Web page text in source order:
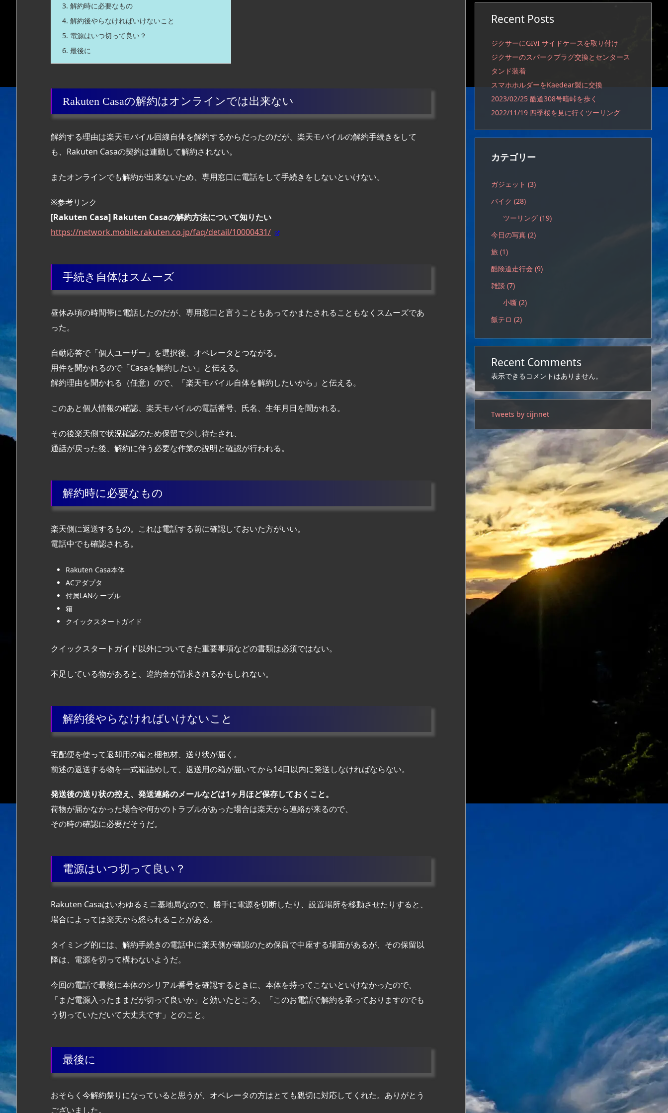
3. 解約時に必要なもの
4. 解約後やらなければいけないこと
5. 電源はいつ切って良い？
6. 最後に
Rakuten Casaの解約はオンラインでは出来ない
解約する理由は楽天モバイル回線自体を解約するからだったのだが、楽天モバイルの解約手続きをして
も、Rakuten Casaの契約は連動して解約されない。
またオンラインでも解約が出来ないため、専用窓口に電話をして手続きをしないといけない。
※参考リンク
[Rakuten Casa] Rakuten Casaの解約方法について知りたい
https://network.mobile.rakuten.co.jp/faq/detail/10000431/
手続き自体はスムーズ
昼休み頃の時間帯に電話したのだが、専用窓口と言うこともあってかまたされることもなくスムーズであ
った。
自動応答で「個人ユーザー」を選択後、オペレータとつながる。
用件を聞かれるので「Casaを解約したい」と伝える。
解約理由を聞かれる（任意）ので、「楽天モバイル自体を解約したいから」と伝える。
このあと個人情報の確認、楽天モバイルの電話番号、氏名、生年月日を聞かれる。
その後楽天側で状況確認のため保留で少し待たされ、
通話が戻った後、解約に伴う必要な作業の説明と確認が行われる。
解約時に必要なもの
楽天側に返送するもの。これは電話する前に確認しておいた方がいい。
電話中でも確認される。
Rakuten Casa本体
ACアダプタ
付属LANケーブル
箱
クイックスタートガイド
クイックスタートガイド以外についてきた重要事項などの書類は必須ではない。
不足している物があると、違約金が請求されるかもしれない。
解約後やらなければいけないこと
宅配便を使って返却用の箱と梱包材、送り状が届く。
前述の返送する物を一式箱詰めして、返送用の箱が届いてから14日以内に発送しなければならない。
発送後の送り状の控え、発送連絡のメールなどは1ヶ月ほど保存しておくこと。
荷物が届かなかった場合や何かのトラブルがあった場合は楽天から連絡が来るので、
その時の確認に必要だそうだ。
電源はいつ切って良い？
Rakuten Casaはいわゆるミニ基地局なので、勝手に電源を切断したり、設置場所を移動させたりすると、
場合によっては楽天から怒られることがある。
タイミング的には、解約手続きの電話中に楽天側が確認のため保留で中座する場面があるが、その保留以
降は、電源を切って構わないようだ。
今回の電話で最後に本体のシリアル番号を確認するときに、本体を持ってこないといけなかったので、
「まだ電源入ったままだが切って良いか」と効いたところ、「このお電話で解約を承っておりますのでも
う切っていただいて大丈夫です」とのこと。
最後に
おそらく今解約祭りになっていると思うが、オペレータの方はとても親切に対応してくれた。ありがとう
ございました。
Recent Posts
ジクサーにGIVI サイドケースを取り付け
ジクサーのスパークプラグ交換とセンタース
タンド装着
スマホホルダーをKaedear製に交換
2023/02/25 酷道308号暗峠を歩く
2022/11/19 四季桜を見に行くツーリング
カテゴリー
ガジェット (3)
バイク (28)
ツーリング(19)
今日の写真 (2)
旅 (1)
酷険道走行会 (9)
雑談 (7)
小噺(2)
飯テロ (2)
Recent Comments
表示できるコメントはありません。
Tweets by cijnnet